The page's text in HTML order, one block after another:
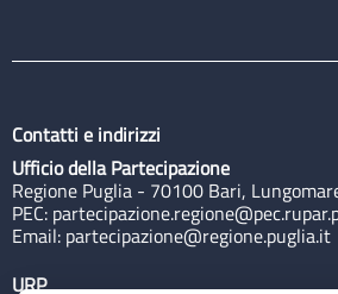
Contatti e indirizzi
Ufficio della Partecipazione
Regione Puglia - 70100 Bari,
PEC:
Email: partecipazione@regione.puglia.it
URP